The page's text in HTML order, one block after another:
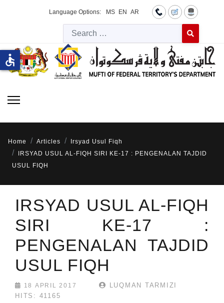
Language Options: MS EN AR
Type 2 or
Home Articles
Irsyad Usul Fiqh
IRSYAD USUL AL-FIQH SIRI KE-17 : PENGENALAN TAJDID
USUL FIQH
IRSYAD USUL AL-FIQH
SIRI KE-17 :
PENGENALAN TAJDID
USUL FIQH
18 APRIL 2017
LUQMAN TARMIZI
HITS: 41165
accessible